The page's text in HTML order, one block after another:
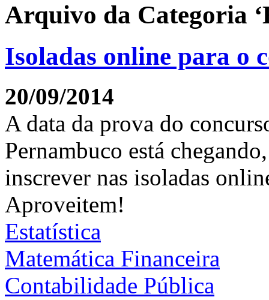
Arquivo da Categoria
Isoladas online para o
20/09/2014
A data da prova do
Pernambuco está
inscrever nas isoladas
Aproveitem!
Estatística
Matemática Financeira
Contabilidade Pública